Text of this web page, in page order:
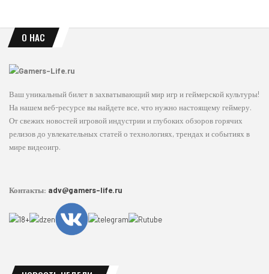
О НАС
Ваш уникальный билет в захватывающий мир игр и геймерской культуры!
На нашем веб-ресурсе вы найдете все, что нужно настоящему геймеру.
От свежих новостей игровой индустрии и глубоких обзоров горячих
релизов до увлекательных статей о технологиях, трендах и событиях в
мире видеоигр.
Контакты: adv@gamers-life.ru